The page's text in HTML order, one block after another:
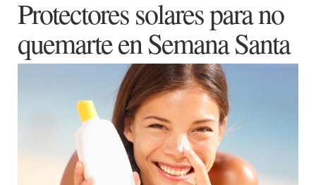
Protectores solares para no
quemarte en Semana Santa